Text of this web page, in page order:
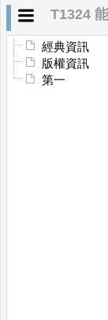
經典資訊
版權資訊
第一